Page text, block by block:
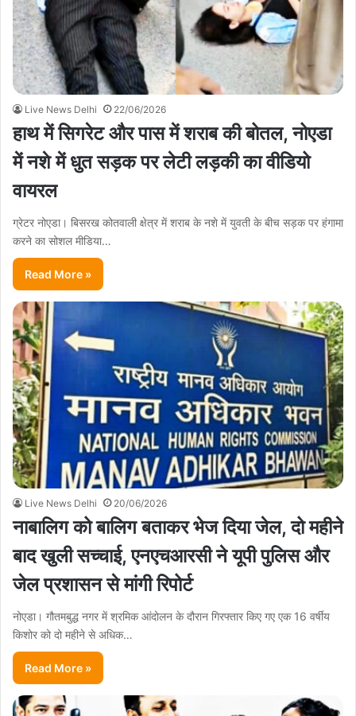
Live News Delhi 22/06/2026
हाथ में सिगरेट और पास में शराब की बोतल, नोएडा
में नशे में धुत सड़क पर लेटी लड़की का वीडियो
वायरल
ग्रेटर नोएडा। बिसरख कोतवाली क्षेत्र में शराब के नशे में युवती के बीच सड़क पर हंगामा
करने का सोशल मीडिया…
Read More »
Live News Delhi 20/06/2026
नाबालिग को बालिग बताकर भेज दिया जेल, दो महीने
बाद खुली सच्चाई, एनएचआरसी ने यूपी पुलिस और
जेल प्रशासन से मांगी रिपोर्ट
नोएडा। गौतमबुद्ध नगर में श्रमिक आंदोलन के दौरान गिरफ्तार किए गए एक 16 वर्षीय
किशोर को दो महीने से अधिक…
Read More »